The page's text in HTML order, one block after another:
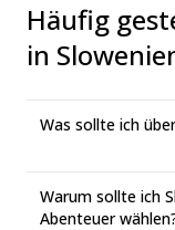
Häufig
in
Was sollte ich
Warum sollte ich
Abenteuer